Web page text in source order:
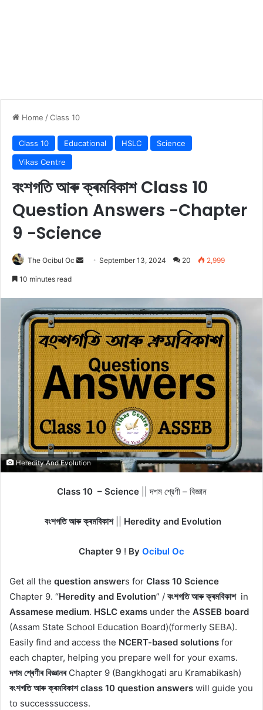
Home /Class 10
Class 10 Educational HSLC
Science
Vikas Centre
বংশগতি আৰু ক্ৰমবিকাশ Class 10
Question Answers -Chapter
9 -Science
The Ocibul Oc
SendSeptember 13, 2024 20 2,999
10 minutes read
Heredity And Evolution
Class 10 – Science|| দশম শ্রেণী – বিজ্ঞান
বংশগতি আৰু ক্ৰমবিকাশ|| Heredity and Evolution
Chapter 9 ! By Ocibul Oc
Get all the question answers for Class 10 Science
Chapter 9. “Heredity and Evolution” / বংশগতি আৰু ক্ৰমবিকাশin
Assamese medium. HSLC exams under the ASSEB board
(Assam State School Education Board)(formerly SEBA).
Easily find and access the NCERT-based solutions for
each chapter, helping you prepare well for your exams.
দশম শ্ৰেণীৰ বিজ্ঞানৰChapter 9 (Bangkhogati aru Kramabikash)
বংশগতি আৰু ক্ৰমবিকাশ class 10 question answers will guide you
to successsuccess.